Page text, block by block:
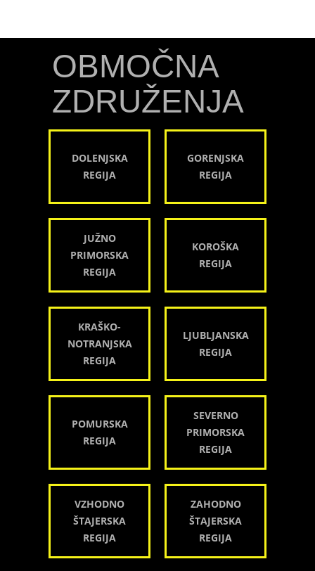
OBMOČNA
ZDRUŽENJA
DOLENJSKA
REGIJA
GORENJSKA
REGIJA
JUŽNO
PRIMORSKA
REGIJA
KOROŠKA
REGIJA
KRAŠKO-
NOTRANJSKA
REGIJA
LJUBLJANSKA
REGIJA
POMURSKA
REGIJA
SEVERNO
PRIMORSKA
REGIJA
VZHODNO
ŠTAJERSKA
REGIJA
ZAHODNO
ŠTAJERSKA
REGIJA